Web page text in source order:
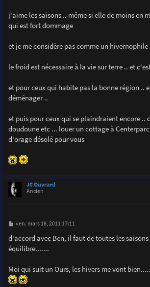
j'aime les saisons .. même si elle de moins en
qui est fort dommage
et je me considère pas comme un
le froid est nécessaire à la vie sur terre .. et
et pour ceux qui habite pas la bonne région ..
déménager ..
et puis pour ceux qui se plaindraient encore ..
doudoune etc ... louer un cottage à
d'orage désolé pour vous
JC Ouvrard
Ancien
M
s
s
a
ven. mars 18, 2011 17:11
d'accord avec Ben, il faut de toutes les
équilibre.......
Moi qui suit un Ours, les hivers me vont